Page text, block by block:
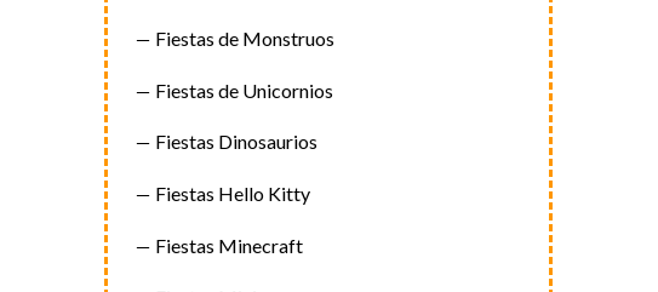
Fiestas de Monstruos
Fiestas de Unicornios
Fiestas Dinosaurios
Fiestas Hello Kitty
Fiestas Minecraft